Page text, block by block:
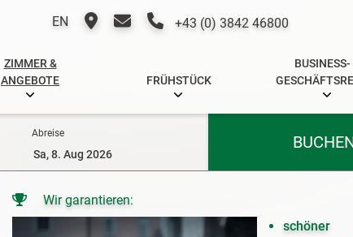
EN +43 (0) 3842 46800
ZIMMER &
ANGEBOTE
FRÜHSTÜCK
BUSINESS-
Abreise
Wir garantieren:
schöner